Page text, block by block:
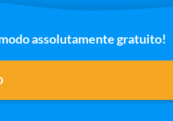
assolutamente gratuito!